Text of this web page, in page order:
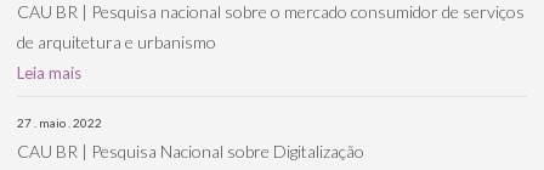
CAU BR | Pesquisa nacional sobre o mercado consumidor de serviços
de arquitetura e urbanismo
Leia mais
27 . maio . 2022
CAU BR | Pesquisa Nacional sobre Digitalização